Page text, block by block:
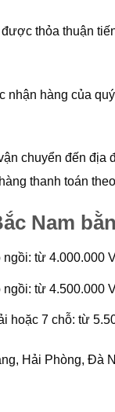
thỏa thuận
nhận hàng của
chuyển đến địa
thanh toán
Nam
từ 4.000.000
từ 4.500.000
hoặc 7 chỗ: từ
Hải Phòng,